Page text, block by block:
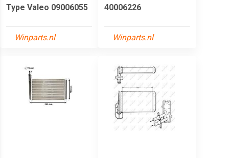
Type Valeo 09006055
Winparts.nl
40006226
Winparts.nl